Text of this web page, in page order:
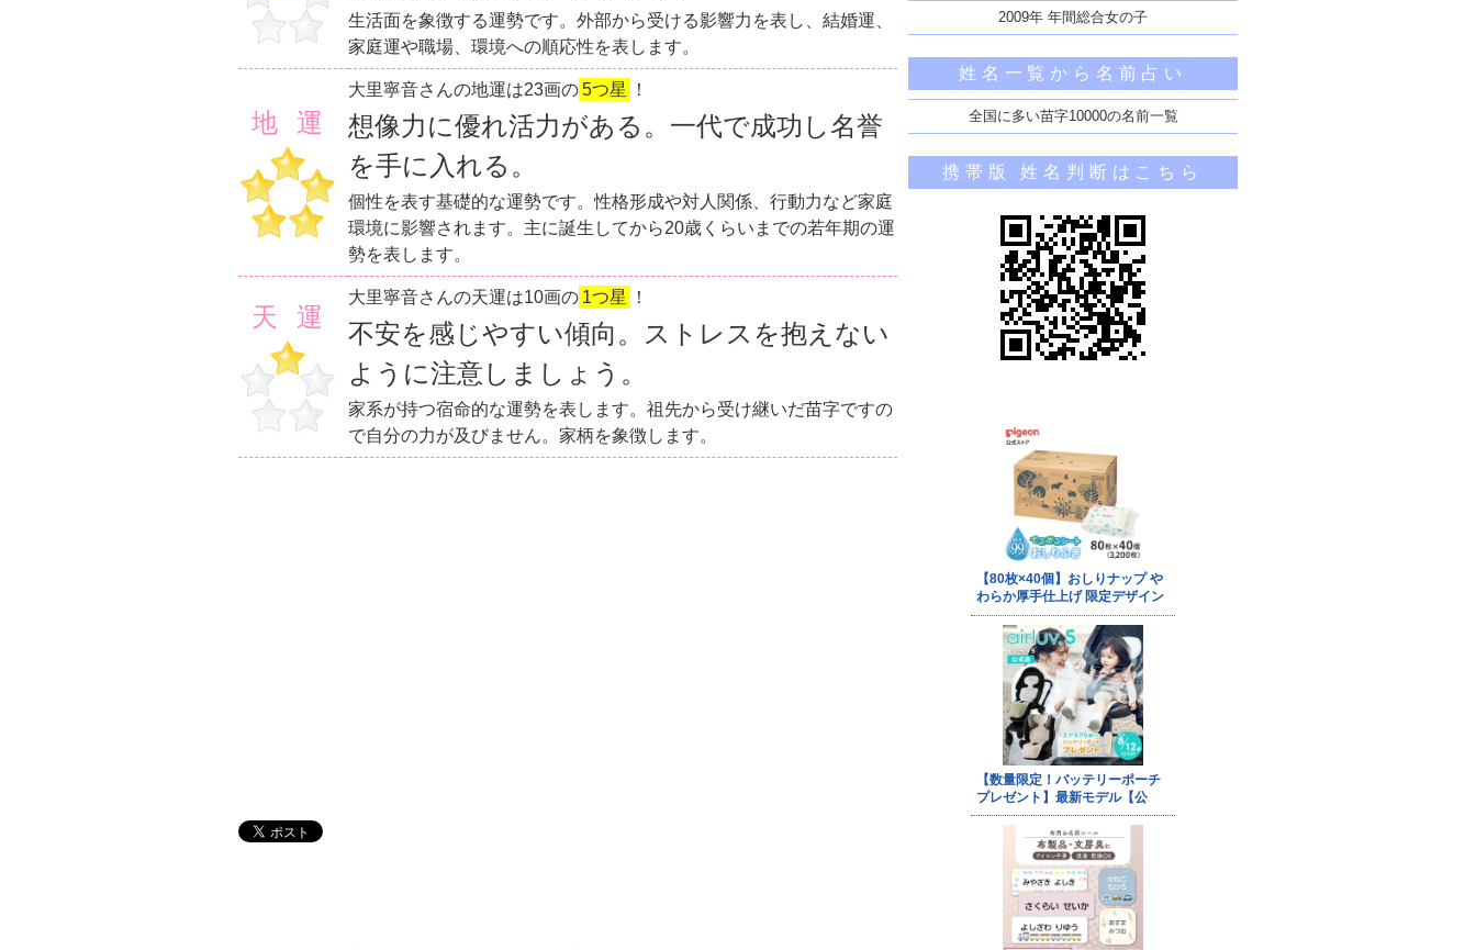
生活面を象徴する運勢です。外部から受ける影響力を表し、結婚運、
家庭運や職場、環境への順応性を表します。
地運
大里寧音さんの地運は23画の5つ星 ！
想像力に優れ活力がある。一代で成功し名誉
を手に入れる。
個性を表す基礎的な運勢です。性格形成や対人関係、行動力など家庭
環境に影響されます。主に誕生してから20歳くらいまでの若年期の運
勢を表します。
天運
大里寧音さんの天運は10画の 1つ星 ！
不安を感じやすい傾向。ストレスを抱えない
ように注意しましょう。
家系が持つ宿命的な運勢を表します。祖先から受け継いだ苗字ですの
で自分の力が及びません。家柄を象徴します。
2009年 年間総合女の子
姓名一覧から名前占い
全国に多い苗字10000の名前一覧
携帯版 姓名判断はこちら